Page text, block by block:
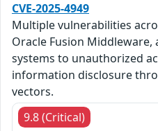
CVE-2025-4949
Multiple vulnerabilities
Oracle Fusion Middleware,
systems to unauthorized
information disclosure
vectors.
9.8 (Critical)